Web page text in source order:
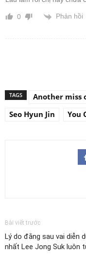
0 Phản hồi
TAGS Another miss
Seo Hyun Jin
You
Bài viết trước
Lý do đằng sau vai diễn
nhất Lee Jong Suk luôn